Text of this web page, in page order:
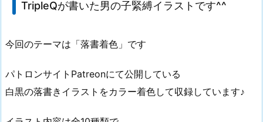
TripleQが書いた男の子緊縛イラストです^^
今回のテーマは「落書着色」です
パトロンサイトPatreonにて公開している
白黒の落書きイラストをカラー着色して収録しています♪